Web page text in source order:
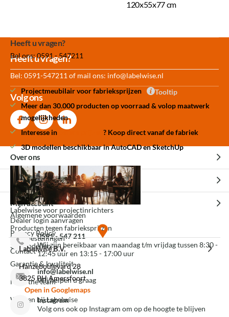
120x55x77 cm
Heeft u vragen?
Bel ons: 0591 - 547211
Projectmeubilair voor fabrieksprijzen
Tooltip
Meer dan 30.000 producten op voorraad & volop maatwerk
mogelijkheden
Interesse in
betere prijzen ? Koop direct vanaf de fabriek
3D modellen beschikbaar in AutoCAD en SketchUp
Meer dan 30.000
producten op voorraad
Center Amersfoort
eigen fabriek
Heeft u vragen?
Bel: 0591-547211 of mail ons: info@labelwise.nl
Volg ons
Over ons
Over ons
Experience Center Amersfoort
Labelwise voor projectinrichters
Producten tegen fabrieksprijzen
3D modellen
Garantie & kwaliteit
Meet the team
Werken bij Labelwise
Klantenservice
Veelgestelde vragen
Algemene voorwaarden
Privacy Policy
Contact
Mijn account
Dealer login aanvragen
Mijn bestellingen
0591 - 547 211
Wij zijn bereikbaar van maandag t/m vrijdag tussen 8:30 -
12:45 uur en 13:15 - 17:00 uur
info@labelwise.nl
Wij helpen u graag
Instagram
Volg ons ook op Instagram om op de hoogte te blijven
Labelwise B.V.
Hanzeboulevard 28
3825 PH Amersfoort
Open in Googlemaps